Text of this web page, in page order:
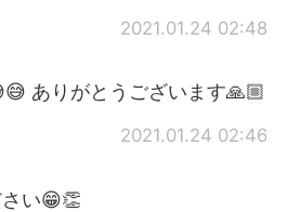
2021.01.24 02:48
ありがとうございます🙏🏼
2021.01.24 02:46
い😁👏